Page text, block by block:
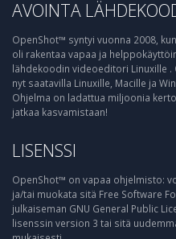
AVOINTA
OpenShot™ syntyi vuonna 2008,
oli rakentaa vapaa ja
lähdekoodin videoeditori Linuxille .
nyt saatavilla Linuxille, Macille ja
Ohjelma on ladattua miljoonia
jatkaa kasvamistaan!
LISENSSI
OpenShot™ on vapaa ohjelmisto:
ja/tai muokata sitä Free Software
julkaiseman GNU General Public
lisenssin version 3 tai sitä